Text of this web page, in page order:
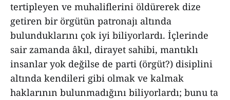
tertipleyen ve muhaliflerini öldürerek dize
getiren bir örgütün patronajı altında
bulunduklarını çok iyi biliyorlardı. İçlerinde
sair zamanda âkıl, dirayet sahibi, mantıklı
insanlar yok değilse de parti (örgüt?) disiplini
altında kendileri gibi olmak ve kalmak
haklarının bulunmadığını biliyorlardı; bunu ta